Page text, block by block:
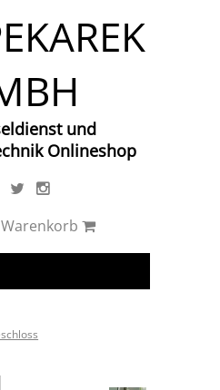
und
Onlineshop
Warenkorb